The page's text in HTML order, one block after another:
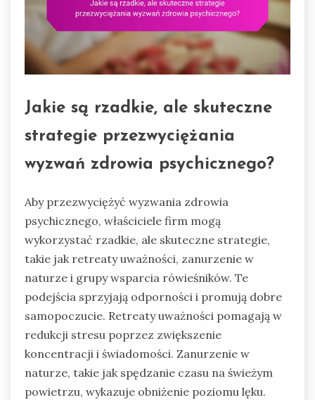
Jakie są rzadkie, ale skuteczne
strategie przezwyciężania
wyzwań zdrowia psychicznego?
Aby przezwyciężyć wyzwania zdrowia
psychicznego, właściciele firm mogą
wykorzystać rzadkie, ale skuteczne strategie,
takie jak retreaty uważności, zanurzenie w
naturze i grupy wsparcia rówieśników. Te
podejścia sprzyjają odporności i promują dobre
samopoczucie. Retreaty uważności pomagają w
redukcji stresu poprzez zwiększenie
koncentracji i świadomości. Zanurzenie w
naturze, takie jak spędzanie czasu na świeżym
powietrzu, wykazuje obniżenie poziomu lęku.